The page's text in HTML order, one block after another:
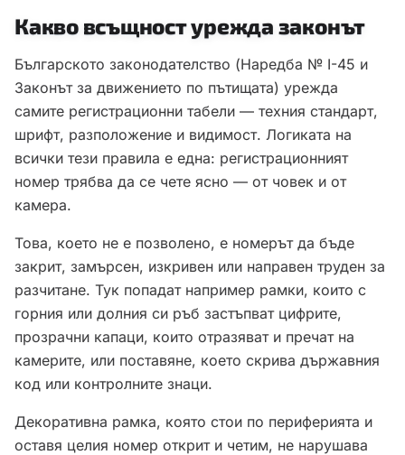
Какво всъщност урежда законът
Българското законодателство (Наредба № I-45 и
Законът за движението по пътищата) урежда
самите регистрационни табели — техния стандарт,
шрифт, разположение и видимост. Логиката на
всички тези правила е една: регистрационният
номер трябва да се чете ясно — от човек и от
камера.
Това, което не е позволено, е номерът да бъде
закрит, замърсен, изкривен или направен труден за
разчитане. Тук попадат например рамки, които с
горния или долния си ръб застъпват цифрите,
прозрачни капаци, които отразяват и пречат на
камерите, или поставяне, което скрива държавния
код или контролните знаци.
Декоративна рамка, която стои по периферията и
оставя целия номер открит и четим, не нарушава